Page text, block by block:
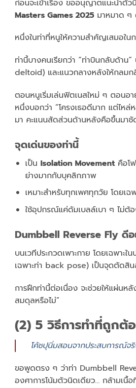
ก่อนจะเข้าเรื่อง ขออนุญาตแนะนำตั
Masters Games 2025 มาหมาด ๆ
หนึ่งในท่าที่หนูให้ความสำคัญเสมอใน
ท่านี้บางคนเรียกว่า “ท่าบินกลับด้าน
deltoid) และแนวกลางหลังให้กลมก
ตอนหนูเริ่มเล่นฟิตเนสใหม่ ๆ ตอนอ
หนึ่งบอกว่า “โครงเธอดีมาก แต่ไห
มา คะแนนสัดส่วนด้านหลังคือขึ้นมาชั
จุดเด่นของท่านี้
เป็น Isolation Movementคือโฟ
ย่างมากกับบุคลิกภาพ
เหมาะสำหรับทุกเพศทุกวัย โดยเ
ใช้อุปกรณ์แค่ดัมเบลล์เบา ๆ ไม่ต้
Dumbbell Reverse Fly ดีอ
บนเวทีประกวดเพาะกาย โดยเฉพาะใน
เฉพาะท่า back pose) เป็นจุดตัดสิ
การฝึกท่านี้ต่อเนื่อง จะช่วยให้แผ่นห
สมดุลหรือไม่”
(2) 5 วิธีการทำที่ถูก
โค้ชปุนิ่มสอนจากประสบการณ์จริ
ขอพูดตรง ๆ ว่าท่า Dumbbell
องศาการโน้มตัวนิดเดียว… กล้ามเนื้อ